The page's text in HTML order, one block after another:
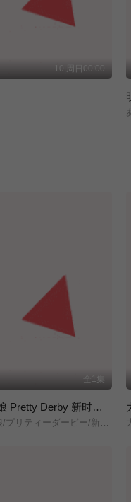
10|周日00:00
全1集
赛马娘 Pretty Derby 新时代之门